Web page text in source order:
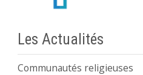
Les Actualités
Communautés religieuses